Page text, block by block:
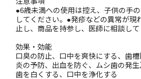
●6歳未満への使用は控え、子供の手
してください。●発疹などの異常が現
止し、商品を持参し、医師に相談して
効果・効能
口臭の防止、口中を爽快にする、歯
炎の予防、出血を防ぐ、ムシ歯の発生
歯を白くする、口中を浄化する